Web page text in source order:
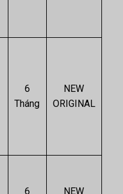
6
Tháng
NEW
ORIGINAL
6
NEW